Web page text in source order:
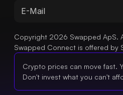
Copyright 2026 Swapped ApS.
Swapped Connect is offered by
Crypto prices can move fast.
Don't invest what you can't